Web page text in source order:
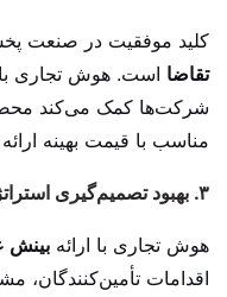
کلید موفقیت در صنعت
تقاضا است. هوش تجاری با
شرکت‌ها کمک می‌کند
مناسب با قیمت بهینه
۳. بهبود تصمیم‌گیری استراتژیک
هوش تجاری با ارائه بینش
اقدامات تأمین‌کنندگان،